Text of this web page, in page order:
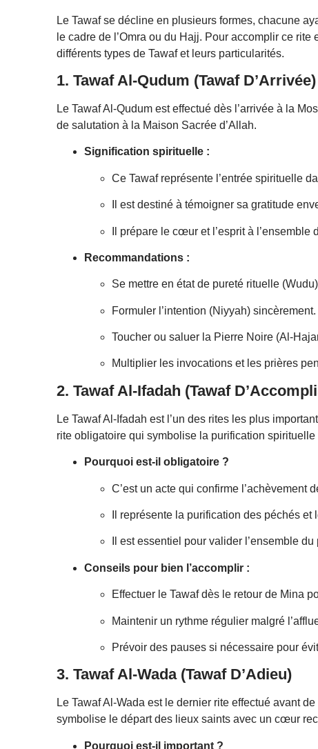
Le Tawaf se décline en plusieurs formes, chacune
le cadre de l’Omra ou du Hajj. Pour accomplir ce
différents types de Tawaf et leurs particularités.
1. Tawaf Al-Qudum (Tawaf D’Arrivée)
Le Tawaf Al-Qudum est effectué dès l’arrivée à la
de salutation à la Maison Sacrée d’Allah.
Signification spirituelle :
Ce Tawaf représente l’entrée spirituelle
Il est destiné à témoigner sa gratitude
Il prépare le cœur et l’esprit à l’ensemble
Recommandations :
Se mettre en état de pureté rituelle
Formuler l’intention (Niyyah) sincèrement.
Toucher ou saluer la Pierre Noire (Al-
Multiplier les invocations et les prières
2. Tawaf Al-Ifadah (Tawaf
Le Tawaf Al-Ifadah est l’un des rites les plus
rite obligatoire qui symbolise la purification
Pourquoi est-il obligatoire ?
C’est un acte qui confirme l’achèvement
Il représente la purification des péchés
Il est essentiel pour valider l’ensemble
Conseils pour bien l’accomplir :
Effectuer le Tawaf dès le retour de Mina
Maintenir un rythme régulier malgré
Prévoir des pauses si nécessaire pour
3. Tawaf Al-Wada (Tawaf D’Adieu)
Le Tawaf Al-Wada est le dernier rite effectué avant
symbolise le départ des lieux saints avec un cœur
Pourquoi est-il important ?